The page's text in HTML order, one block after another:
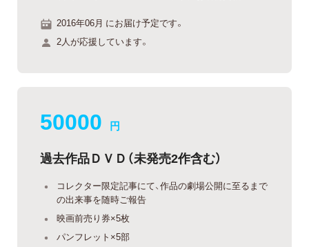
2016年06月 にお届け予定です。
2人が応援しています。
50000 円
過去作品ＤＶＤ（未発売2作含む）
コレクター限定記事にて、作品の劇場公開に至るまで
の出来事を随時ご報告
映画前売り券×5枚
パンフレット×5部